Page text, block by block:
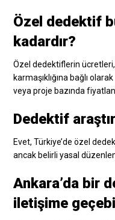
Özel dedektif
kadardır?
Özel dedektiflerin ücretleri,
karmaşıklığına bağlı
veya proje bazında
Dedektif
Evet, Türkiye’de özel
ancak belirli yasal
Ankara’da bir
iletişime